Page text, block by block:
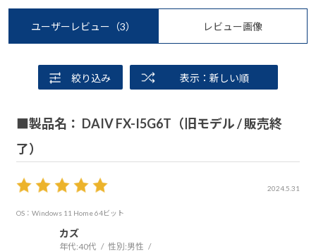
ユーザーレビュー （3） レビュー画像
絞り込み 表示：新しい順
■製品名： DAIV FX-I5G6T（旧モデル / 販売終
了）
2024.5.31
OS：Windows 11 Home 64ビット
カズ
年代:40代 性別:男性